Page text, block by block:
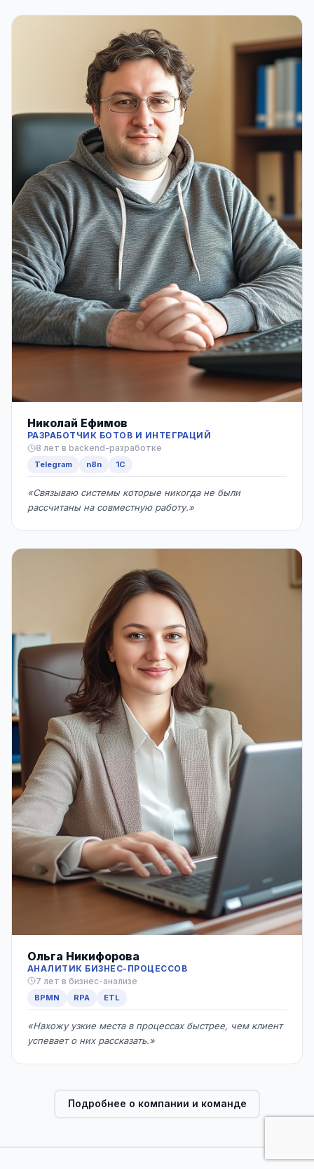
Николай Ефимов
РАЗРАБОТЧИК БОТОВ И ИНТЕГРАЦИЙ
8 лет в backend-разработке
Telegram n8n 1С
«Связываю системы которые никогда не были
рассчитаны на совместную работу.»
Ольга Никифорова
АНАЛИТИК БИЗНЕС-ПРОЦЕССОВ
7 лет в бизнес-анализе
BPMN RPA ETL
«Нахожу узкие места в процессах быстрее, чем клиент
успевает о них рассказать.»
Подробнее о компании и команде